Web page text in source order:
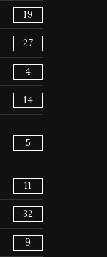
19
27
4
14
5
11
32
9